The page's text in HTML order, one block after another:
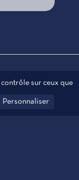
sur ceux que
Personnaliser